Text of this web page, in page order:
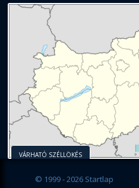
VÁRHATÓ SZÉLLÖKÉS
© 1999 - 2026 Startlap